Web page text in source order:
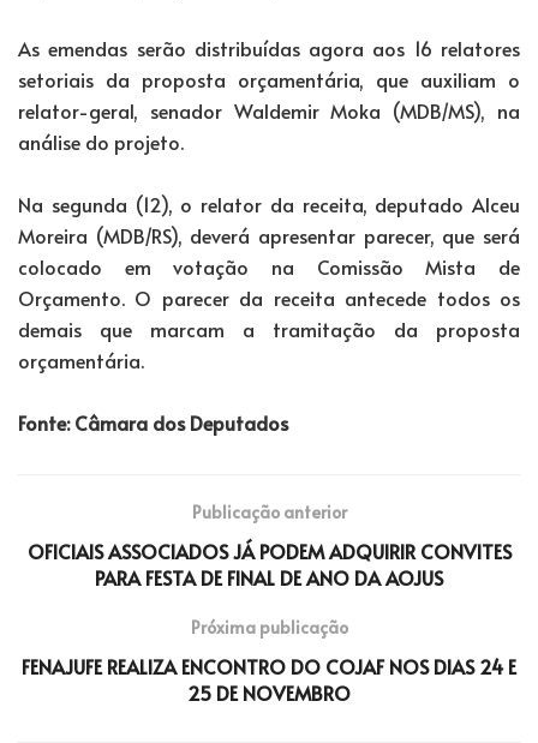
As emendas serão distribuídas agora aos 16 relatores
setoriais da proposta orçamentária, que auxiliam o
relator-geral, senador Waldemir Moka (MDB/MS), na
análise do projeto.
Na segunda (12), o relator da receita, deputado Alceu
Moreira (MDB/RS), deverá apresentar parecer, que será
colocado em votação na Comissão Mista de
Orçamento. O parecer da receita antecede todos os
demais que marcam a tramitação da proposta
orçamentária.
Fonte: Câmara dos Deputados
Publicação anterior
OFICIAIS ASSOCIADOS JÁ PODEM ADQUIRIR CONVITES
PARA FESTA DE FINAL DE ANO DA AOJUS
Próxima publicação
FENAJUFE REALIZA ENCONTRO DO COJAF NOS DIAS 24 E
25 DE NOVEMBRO